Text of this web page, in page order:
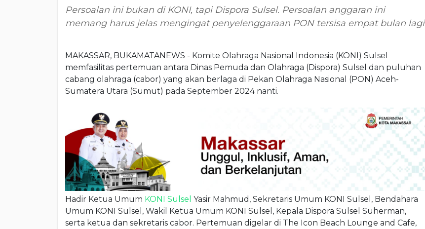
Persoalan ini bukan di KONI, tapi Dispora Sulsel. Persoalan anggaran ini
memang harus jelas mengingat penyelenggaraan PON tersisa empat bulan lagi
MAKASSAR, BUKAMATANEWS - Komite Olahraga Nasional Indonesia (KONI) Sulsel
memfasilitas pertemuan antara Dinas Pemuda dan Olahraga (Dispora) Sulsel dan puluhan
cabang olahraga (cabor) yang akan berlaga di Pekan Olahraga Nasional (PON) Aceh-
Sumatera Utara (Sumut) pada September 2024 nanti.
Hadir Ketua Umum KONI Sulsel Yasir Mahmud, Sekretaris Umum KONI Sulsel, Bendahara
Umum KONI Sulsel, Wakil Ketua Umum KONI Sulsel, Kepala Dispora Sulsel Suherman,
serta ketua dan sekretaris cabor. Pertemuan digelar di The Icon Beach Lounge and Cafe,